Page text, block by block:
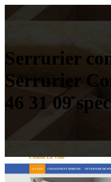
Serrurier
Serrurier
46 31 09